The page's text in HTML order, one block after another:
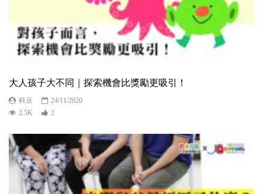
大人孩子大不同｜探索機會比獎勵更吸引！
科豆
24/11/2020
2.5K
2